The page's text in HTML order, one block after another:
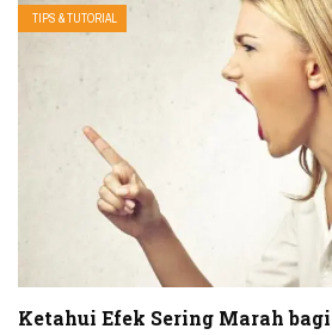
TIPS & TUTORIAL
Ketahui Efek Sering Marah